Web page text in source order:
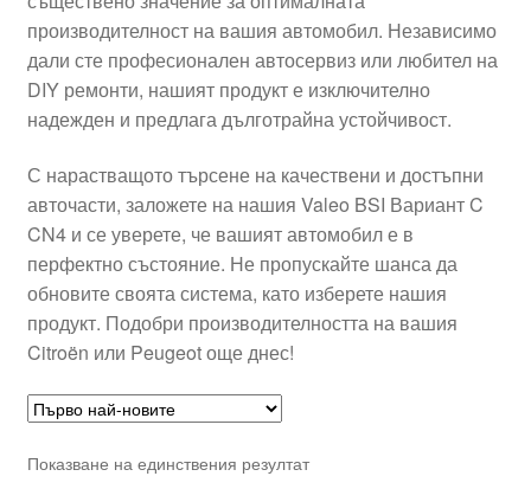
Правила и условия
Процедура за рекламации
Разгледайте
Транспорт
производителност на вашия автомобил. Независимо
дали сте професионален автосервиз или любител на
DIY ремонти, нашият продукт е изключително
надежден и предлага дълготрайна устойчивост.
С нарастващото търсене на качествени и достъпни
авточасти, заложете на нашия Valeo BSI Вариант C
CN4 и се уверете, че вашият автомобил е в
перфектно състояние. Не пропускайте шанса да
обновите своята система, като изберете нашия
продукт. Подобри производителността на вашия
Citroën или Peugeot още днес!
Показване на единствения резултат